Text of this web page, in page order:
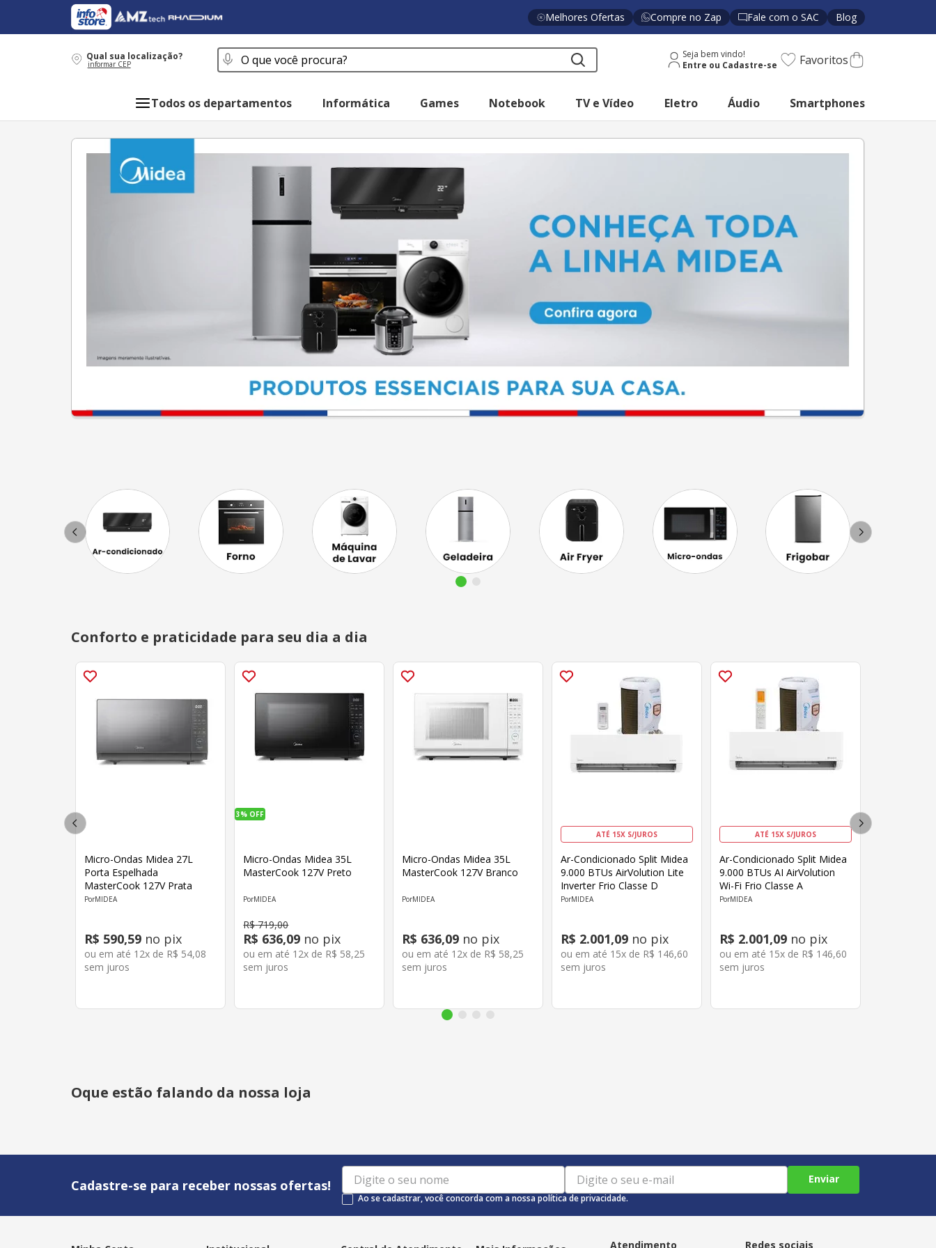
Melhores Ofertas Compre no Zap Fale com o SAC Blog
Qual sua localização?
informar CEP
O que você procura? Seja bem vindo! Favoritos
Todos os departamentos Informática Games Notebook TV e Vídeo Eletro Áudio Smartphones
Conforto e praticidade para seu dia a dia
Micro-Ondas Midea 27L
Porta Espelhada
MasterCook 127V Prata
MIDEA
R$ 590,59 no pix
ou em até 12x de R$ 54,08
sem juros
3% OFF
Micro-Ondas Midea 35L
MasterCook 127V Preto
MIDEA
R$ 719,00
R$ 636,09 no pix
ou em até 12x de R$ 58,25
sem juros
Micro-Ondas Midea 35L
MasterCook 127V Branco
MIDEA
R$ 636,09 no pix
ou em até 12x de R$ 58,25
sem juros
ATÉ 15X S/JUROS
Ar-Condicionado Split Midea
9.000 BTUs AirVolution Lite
Inverter Frio Classe D
MIDEA
R$ 2.001,09 no pix
ou em até 15x de R$ 146,60
sem juros
ATÉ 15X S/JUROS
Ar-Condicionado Split Midea
9.000 BTUs AI AirVolution
Wi-Fi Frio Classe A
MIDEA
R$ 2.001,09 no pix
ou em até 15x de R$ 146,60
sem juros
Oque estão falando da nossa loja
Cadastre-se para receber nossas ofertas! Enviar
Ao se cadastrar, você concorda com a nossa política de privacidade.
Atendimento Redes sociais